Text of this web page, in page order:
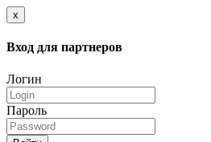
x
Вход для партнеров
Логин
Пароль